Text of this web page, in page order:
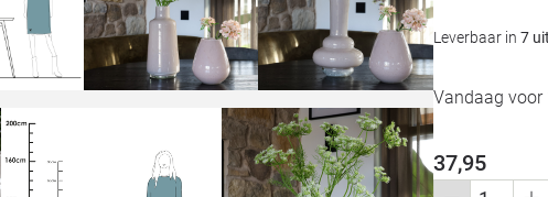
Leverbaar in 7
Vandaag voor
37,95